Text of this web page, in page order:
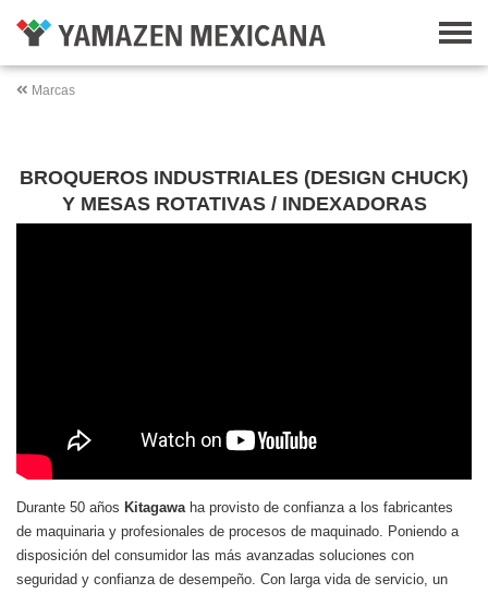
Marcas
BROQUEROS INDUSTRIALES (DESIGN CHUCK)
Y MESAS ROTATIVAS / INDEXADORAS
Durante 50 años Kitagawa ha provisto de confianza a los fabricantes
de maquinaria y profesionales de procesos de maquinado. Poniendo a
disposición del consumidor las más avanzadas soluciones con
seguridad y confianza de desempeño. Con larga vida de servicio, un